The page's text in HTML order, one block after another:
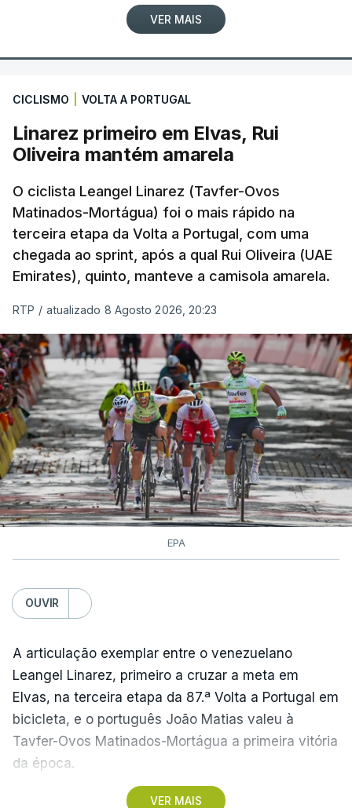
VER MAIS
CICLISMO VOLTA A PORTUGAL
Linarez primeiro em Elvas, Rui
Oliveira mantém amarela
O ciclista Leangel Linarez (Tavfer-Ovos
Matinados-Mortágua) foi o mais rápido na
terceira etapa da Volta a Portugal, com uma
chegada ao sprint, após a qual Rui Oliveira (UAE
Emirates), quinto, manteve a camisola amarela.
RTP / atualizado 8 Agosto 2026, 20:23
EPA
OUVIR
VER MAIS
A articulação exemplar entre o venezuelano
Leangel Linarez, primeiro a cruzar a meta em
Elvas, na terceira etapa da 87.ª Volta a Portugal em
bicicleta, e o português João Matias valeu à
Tavfer-Ovos Matinados-Mortágua a primeira vitória
da época.